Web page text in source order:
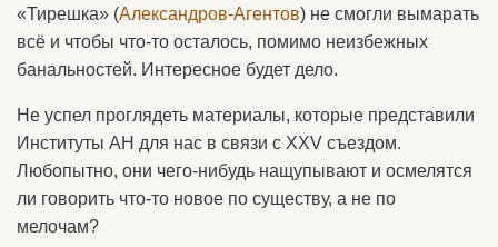
«Тирешка» (Александров-Агентов) не смогли вымарать
всё и чтобы что-то осталось, помимо неизбежных
банальностей. Интересное будет дело.
Не успел проглядеть материалы, которые представили
Институты АН для нас в связи с XXV съездом.
Любопытно, они чего-нибудь нащупывают и осмелятся
ли говорить что-то новое по существу, а не по
мелочам?